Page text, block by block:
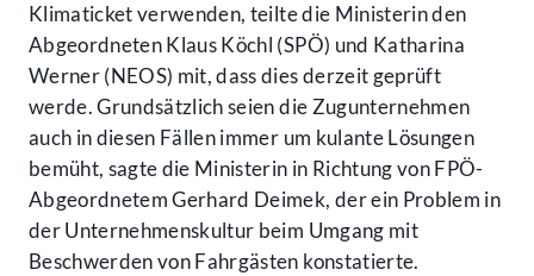
Klimaticket verwenden, teilte die Ministerin den
Abgeordneten Klaus Köchl (SPÖ) und Katharina
Werner (NEOS) mit, dass dies derzeit geprüft
werde. Grundsätzlich seien die Zugunternehmen
auch in diesen Fällen immer um kulante Lösungen
bemüht, sagte die Ministerin in Richtung von FPÖ-
Abgeordnetem Gerhard Deimek, der ein Problem in
der Unternehmenskultur beim Umgang mit
Beschwerden von Fahrgästen konstatierte.